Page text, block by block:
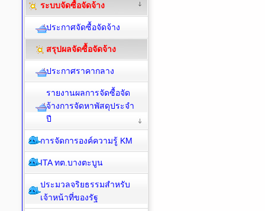
ระบบจัดซื้อจัดจ้าง
ประกาศจัดซื้อจัดจ้าง
สรุปผลจัดซื้อจัดจ้าง
ประกาศราคากลาง
รายงานผลการจัดซื้อจัด
จ้างการจัดหาพัสดุประจำ
ปี
การจัดการองค์ความรู้ KM
ITA ทต.บางตะบูน
ประมวลจริยธรรมสำหรับ
เจ้าหน้าที่ของรัฐ